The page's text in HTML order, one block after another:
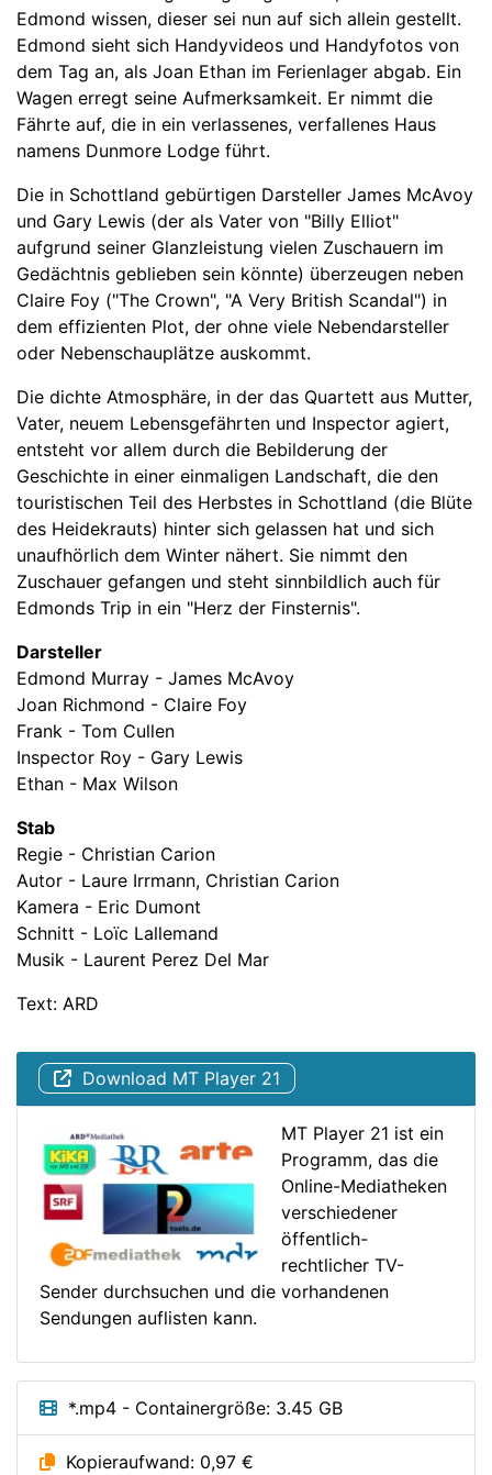
Edmond wissen, dieser sei nun auf sich allein gestellt.
Edmond sieht sich Handyvideos und Handyfotos von
dem Tag an, als Joan Ethan im Ferienlager abgab. Ein
Wagen erregt seine Aufmerksamkeit. Er nimmt die
Fährte auf, die in ein verlassenes, verfallenes Haus
namens Dunmore Lodge führt.
Die in Schottland gebürtigen Darsteller James McAvoy
und Gary Lewis (der als Vater von "Billy Elliot"
aufgrund seiner Glanzleistung vielen Zuschauern im
Gedächtnis geblieben sein könnte) überzeugen neben
Claire Foy ("The Crown", "A Very British Scandal") in
dem effizienten Plot, der ohne viele Nebendarsteller
oder Nebenschauplätze auskommt.
Die dichte Atmosphäre, in der das Quartett aus Mutter,
Vater, neuem Lebensgefährten und Inspector agiert,
entsteht vor allem durch die Bebilderung der
Geschichte in einer einmaligen Landschaft, die den
touristischen Teil des Herbstes in Schottland (die Blüte
des Heidekrauts) hinter sich gelassen hat und sich
unaufhörlich dem Winter nähert. Sie nimmt den
Zuschauer gefangen und steht sinnbildlich auch für
Edmonds Trip in ein "Herz der Finsternis".
Darsteller
Edmond Murray - James McAvoy
Joan Richmond - Claire Foy
Frank - Tom Cullen
Inspector Roy - Gary Lewis
Ethan - Max Wilson
Stab
Regie - Christian Carion
Autor - Laure Irrmann, Christian Carion
Kamera - Eric Dumont
Schnitt - Loïc Lallemand
Musik - Laurent Perez Del Mar
Text: ARD
Download MT Player 21
MT Player 21 ist ein
Programm, das die
Online-Mediatheken
verschiedener
öffentlich-
rechtlicher TV-
Sender durchsuchen und die vorhandenen
Sendungen auflisten kann.
*.mp4 - Containergröße: 3.45 GB
Kopieraufwand: 0,97 €